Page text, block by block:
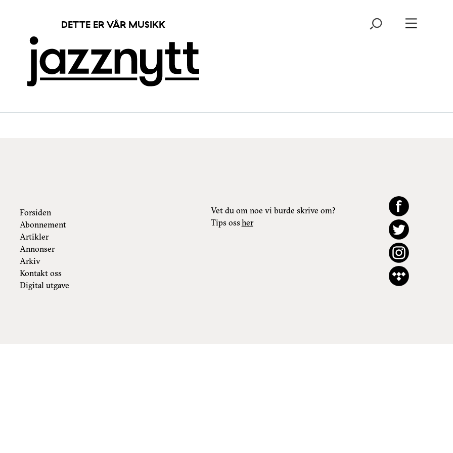
DETTE ER VÅR MUSIKK
Forsiden
Abonnement
Artikler
Annonser
Arkiv
Kontakt oss
Digital utgave
Vet du om noe vi burde skrive om?
Tips ossher